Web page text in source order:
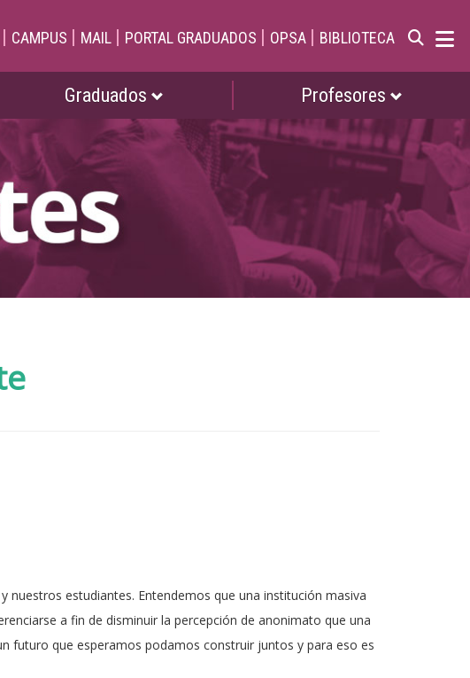
| CAMPUS | MAIL | PORTAL GRADUADOS | OPSA | BIBLIOTECA
Graduados Profesores
nuestros estudiantes. Entendemos que una institución masiva
a fin de disminuir la percepción de anonimato que una
futuro que esperamos podamos construir juntos y para eso es